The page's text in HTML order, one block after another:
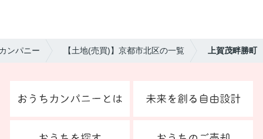
ンパニー 【土地(売買)】京都市北区の一覧 上賀茂畔勝町